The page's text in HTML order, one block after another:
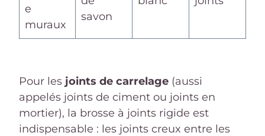
e
muraux
savon
Pour les joints de carrelage (aussi
appelés joints de ciment ou joints en
mortier), la brosse à joints rigide est
indispensable : les joints creux entre les